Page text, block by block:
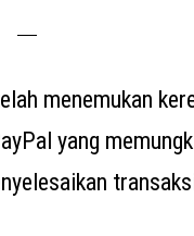
menemukan
yang